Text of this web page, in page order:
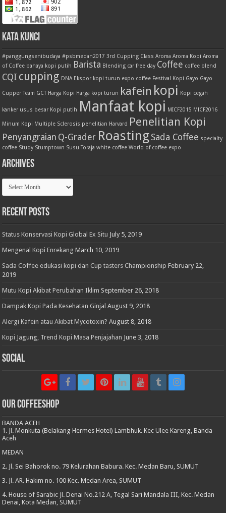
Kata Kunci
#panggungsenibudaya #psbmedan2017 3rd Cupping Class Aroma Aroma Kopi Aroma
of Coffee bahaya kopi putih Barista Blending car free day Coffee coffee blend
CQI cupping DNA Ekspor kopi turun expo coffee Festival Kopi Gayo Gayo
Cupper Team GCT Harga Kopi Harga kopi turun kafein kopi Kopi cegah
kanker usus besar Kopi putih Manfaat kopi MICF2015 MICF2016
Minum Kopi Multiple Sclerosis penelitian Harvard Penelitian Kopi
Penyangraian Q-Grader Roasting Sada Coffee specialty
coffee Study Stumptown Susu Toraja white coffee World of coffee expo
Archives
Archives
Recent Posts
Status Konservasi Kopi Global Ex Situ July 5, 2019
Mengenal Kopi Enrekang March 10, 2019
Sada Coffee edukasi kopi dan Cup tasters Championship February 22,
2019
Mutu Kopi Akibat Perubahan Iklim September 26, 2018
Dampak Kopi Pada Kesehatan Ginjal August 9, 2018
Alergi Kafein atau Akibat Mycotoxin? August 8, 2018
Kopi Jagung, Trend Kopi Masa Penjajahan June 3, 2018
Social
Our CoffeeShop
BANDA ACEH
1. Jl. Monkuta (Belakang Hermes Hotel) Lambhuk. Kec Ulee Kareng, Banda
Aceh
MEDAN
2. Jl. Sei Bahorok no. 79 Kelurahan Babura. Kec. Medan Baru, SUMUT
3. Jl. AR. Hakim no. 100 Kec. Medan Area, SUMUT
4. House of Sarabic Jl. Denai No.212 A, Tegal Sari Mandala III, Kec. Medan
Denai, Kota Medan, SUMUT